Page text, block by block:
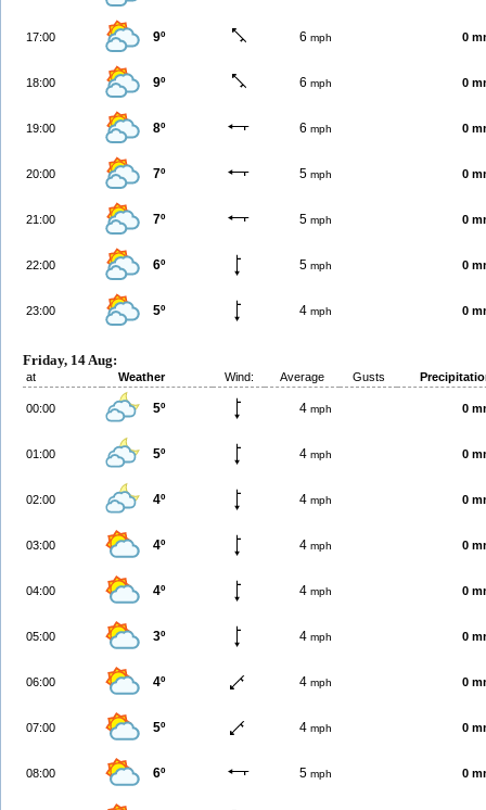
17:00 9º 6 mph 0
18:00 9º 6 mph 0
19:00 8º 6 mph 0
20:00 7º 5 mph 0
21:00 7º 5 mph 0
22:00 6º 5 mph 0
23:00 5º 4 mph 0
Friday, 14 Aug:
at Weather Wind: Average Gusts
00:00 5º 4 mph 0
01:00 5º 4 mph 0
02:00 4º 4 mph 0
03:00 4º 4 mph 0
04:00 4º 4 mph 0
05:00 3º 4 mph 0
06:00 4º 4 mph 0
07:00 5º 4 mph 0
08:00 6º 5 mph 0